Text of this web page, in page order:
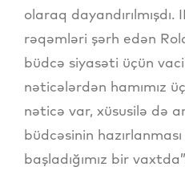
olaraq dayandırılmışdı.
rəqəmləri şərh edən
büdcə siyasəti üçün
nəticələrdən hamımız
nəticə var, xüsusilə də
büdcəsinin
başladığımız bir